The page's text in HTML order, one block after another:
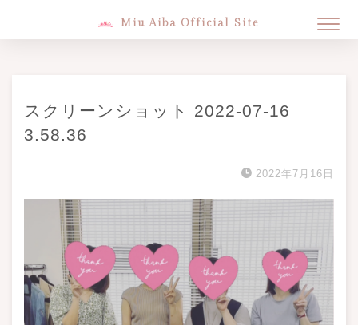
Miu Aiba Official Site
スクリーンショット 2022-07-16
3.58.36
2022年7月16日